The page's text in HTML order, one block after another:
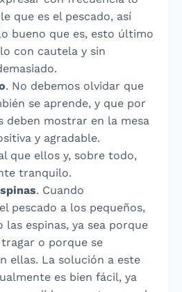
que es el pescado, así
bueno que es, esto último
con cautela y sin
. No debemos olvidar que
se aprende, y que por
deben mostrar en la mesa
y agradable.
que ellos y, sobre todo,
tranquilo.
. Cuando
pescado a los pequeños,
las espinas, ya sea porque
o porque se
ellas. La solución a este
es bien fácil, ya